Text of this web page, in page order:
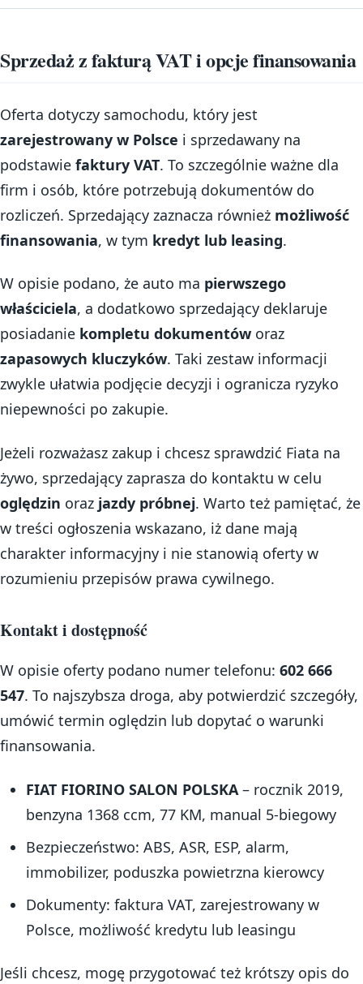
Sprzedaż z fakturą VAT i opcje finansowania
Oferta dotyczy samochodu, który jest
zarejestrowany w Polsce i sprzedawany na
podstawie faktury VAT. To szczególnie ważne dla
firm i osób, które potrzebują dokumentów do
rozliczeń. Sprzedający zaznacza również możliwość
finansowania, w tym kredyt lub leasing.
W opisie podano, że auto ma pierwszego
właściciela, a dodatkowo sprzedający deklaruje
posiadanie kompletu dokumentów oraz
zapasowych kluczyków. Taki zestaw informacji
zwykle ułatwia podjęcie decyzji i ogranicza ryzyko
niepewności po zakupie.
Jeżeli rozważasz zakup i chcesz sprawdzić Fiata na
żywo, sprzedający zaprasza do kontaktu w celu
oględzin oraz jazdy próbnej. Warto też pamiętać, że
w treści ogłoszenia wskazano, iż dane mają
charakter informacyjny i nie stanowią oferty w
rozumieniu przepisów prawa cywilnego.
Kontakt i dostępność
W opisie oferty podano numer telefonu: 602 666
547. To najszybsza droga, aby potwierdzić szczegóły,
umówić termin oględzin lub dopytać o warunki
finansowania.
FIAT FIORINO SALON POLSKA– rocznik 2019,
benzyna 1368 ccm, 77 KM, manual 5-biegowy
Bezpieczeństwo: ABS, ASR, ESP, alarm,
immobilizer, poduszka powietrzna kierowcy
Dokumenty: faktura VAT, zarejestrowany w
Polsce, możliwość kredytu lub leasingu
Jeśli chcesz, mogę przygotować też krótszy opis do